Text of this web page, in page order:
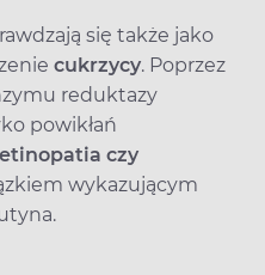
się także jako
cukrzycy. Poprzez
reduktazy
powikłań
czy
wykazującym